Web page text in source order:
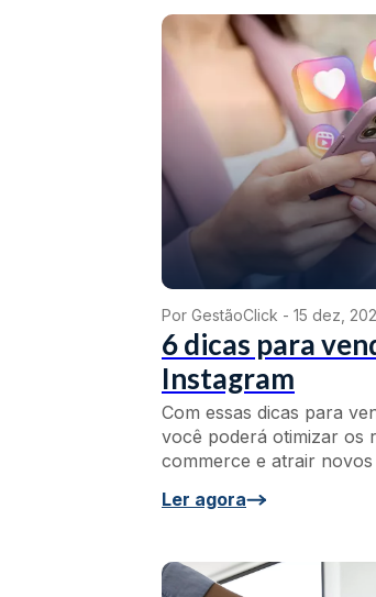
Por GestãoClick - 15 dez,
6 dicas para
Instagram
Com essas dicas para
você poderá otimizar os
commerce e atrair
Ler agora